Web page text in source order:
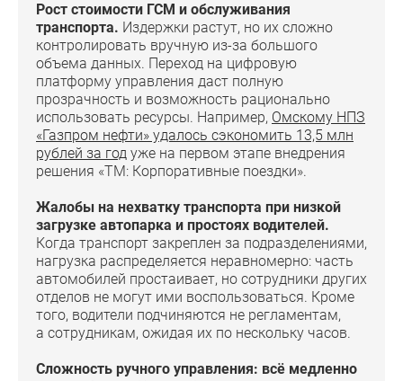
Рост стоимости ГСМ и обслуживания
транспорта. Издержки растут, но их сложно
контролировать вручную из-за большого
объема данных. Переход на цифровую
платформу управления даст полную
прозрачность и возможность рационально
использовать ресурсы. Например, Омскому НПЗ
«Газпром нефти» удалось сэкономить 13,5 млн
рублей за год уже на первом этапе внедрения
решения «ТМ: Корпоративные поездки».
Жалобы на нехватку транспорта при низкой
загрузке автопарка и простоях водителей.
Когда транспорт закреплен за подразделениями,
нагрузка распределяется неравномерно: часть
автомобилей простаивает, но сотрудники других
отделов не могут ими воспользоваться. Кроме
того, водители подчиняются не регламентам,
а сотрудникам, ожидая их по нескольку часов.
Сложность ручного управления: всё медленно